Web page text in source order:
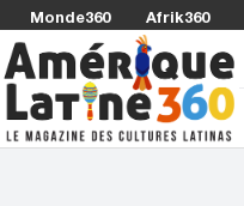
Monde360 Afrik360